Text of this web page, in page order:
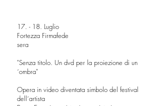
17. - 18. Luglio
Fortezza Firmafede
sera
"Senza titolo. Un dvd per la proiezione di un
´ombra"
Opera in video diventata simbolo del festival
dell´artista